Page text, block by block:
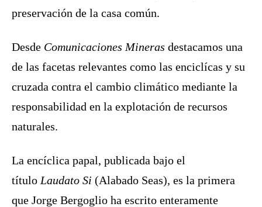
preservación de la casa común.
Desde Comunicaciones Mineras destacamos una
de las facetas relevantes como las enciclícas y su
cruzada contra el cambio climático mediante la
responsabilidad en la explotación de recursos
naturales.
La encíclica papal, publicada bajo el
título Laudato Si (Alabado Seas), es la primera
que Jorge Bergoglio ha escrito enteramente